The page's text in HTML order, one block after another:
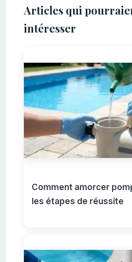
Articles qui
intéresser
Comment amorcer
les étapes de réussite